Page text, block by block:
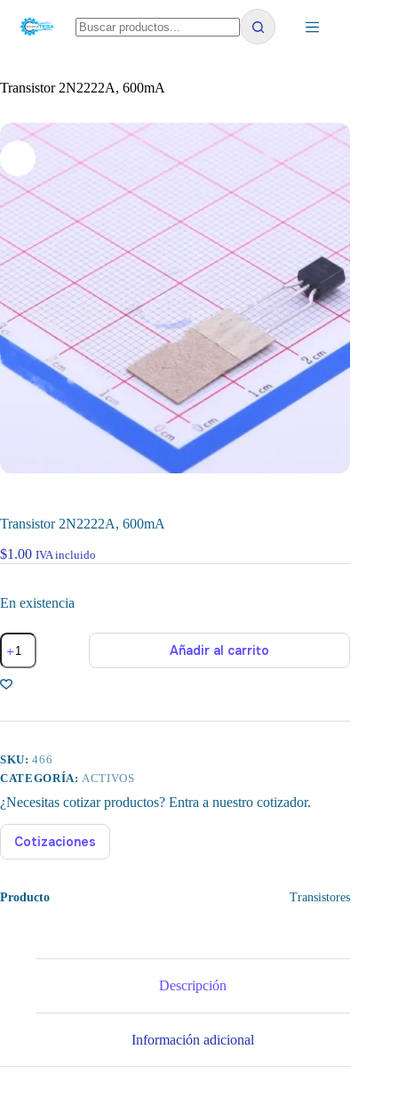
contenido
Transistor 2N2222A, 600mA
Transistor 2N2222A, 600mA
$1.00 IVA incluido
En existencia
Transistor
2N2222A,
600mA
cantidad
Añadir al carrito
SKU:466
CATEGORÍA:ACTIVOS
¿Necesitas cotizar productos? Entra a nuestro cotizador.
Cotizaciones
Producto Transistores
Descripción
Información adicional